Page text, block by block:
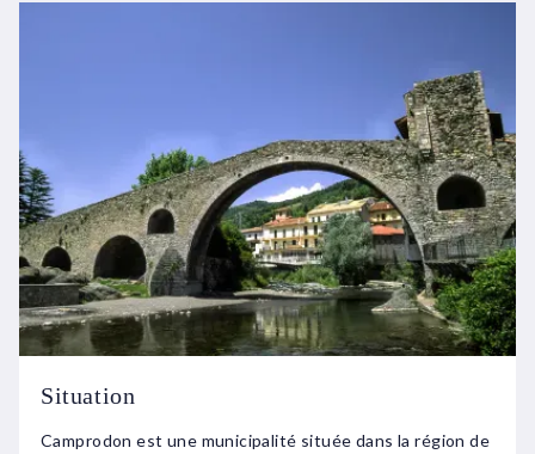
Situation
Camprodon est une municipalité située dans la région de